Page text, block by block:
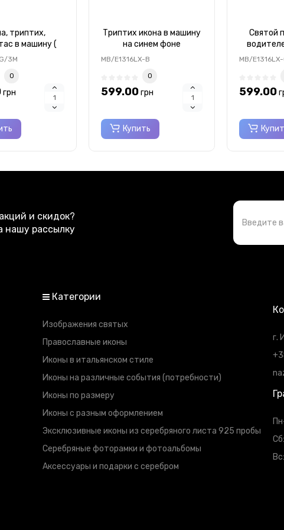
триптих,
в машину (
икона )
3M
0
грн
Триптих икона в машину
на синем фоне
Казанская, Иисус,
MB/E1316LX-B
0
599.00грн
Купить
Святой
MB/
599.00
и скидок?
нашу рассылку
Категории
Изображения святых
Православные иконы
Иконы в итальянском стиле
Иконы на различные события (потребности)
Иконы по размеру
Иконы с разным оформлением
Эксклюзивные иконы из серебряного листа 925 пробы
Серебряные фоторамки и фотоальбомы
Аксессуары и подарки с серебром
г.